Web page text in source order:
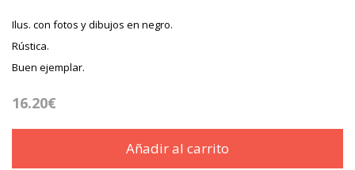
Ilus. con fotos y dibujos en negro.
Rústica.
Buen ejemplar.
16.20€
Añadir al carrito